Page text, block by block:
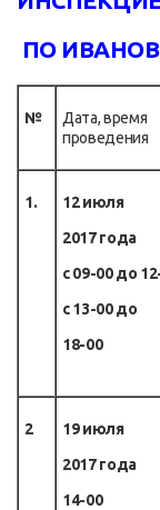
ПО
№
Дата, время
1.
12 июля
2017 года
с 09-00 до
с 13-00 до
18-00
2
19 июля
2017 года
14-00